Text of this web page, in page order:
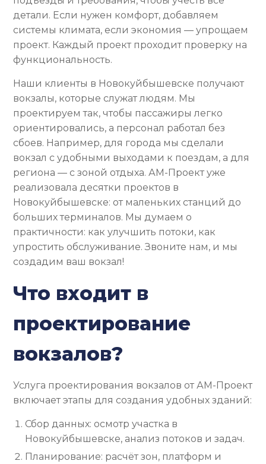
детали. Если нужен комфорт, добавляем
системы климата, если экономия — упрощаем
проект. Каждый проект проходит проверку на
функциональность.
Наши клиенты в Новокуйбышевске получают
вокзалы, которые служат людям. Мы
проектируем так, чтобы пассажиры легко
ориентировались, а персонал работал без
сбоев. Например, для города мы сделали
вокзал с удобными выходами к поездам, а для
региона — с зоной отдыха. АМ-Проект уже
реализовала десятки проектов в
Новокуйбышевске: от маленьких станций до
больших терминалов. Мы думаем о
практичности: как улучшить потоки, как
упростить обслуживание. Звоните нам, и мы
создадим ваш вокзал!
Что входит в
проектирование
вокзалов?
Услуга проектирования вокзалов от АМ-Проект
включает этапы для создания удобных зданий:
Сбор данных: осмотр участка в
Новокуйбышевске, анализ потоков и задач.
Планирование: расчёт зон, платформ и